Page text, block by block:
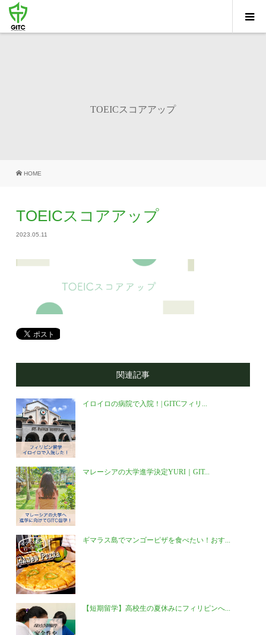
TOEICスコアアップ
HOME
TOEICスコアアップ
2023.05.11
関連記事
イロイロの病院で入院！| GITCフィリ...
マレーシアの大学進学決定YURI｜GIT...
ギマラス島でマンゴーピザを食べたい！おす...
【短期留学】高校生の夏休みにフィリピンへ...